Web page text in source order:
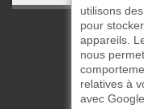
05
06
utilisons
pour
appareils.
nous
relatives à
avec Google.